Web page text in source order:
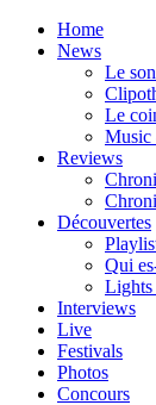
Home
News
Le
Le
Music
Reviews
Découvertes
Qui
Lights
Interviews
Live
Festivals
Photos
Concours